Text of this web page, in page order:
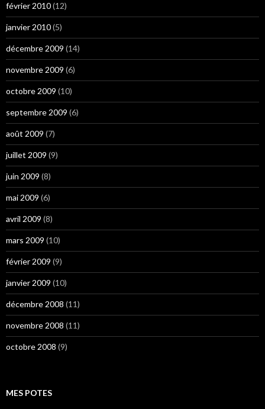
février 2010(12)
janvier 2010(5)
décembre 2009 (14)
novembre 2009 (6)
octobre 2009 (10)
septembre 2009 (6)
août 2009 (7)
juillet 2009 (9)
juin 2009 (8)
mai 2009 (6)
avril 2009 (8)
mars 2009 (10)
février 2009 (9)
janvier 2009 (10)
décembre 2008 (11)
novembre 2008 (11)
octobre 2008 (9)
MES POTES